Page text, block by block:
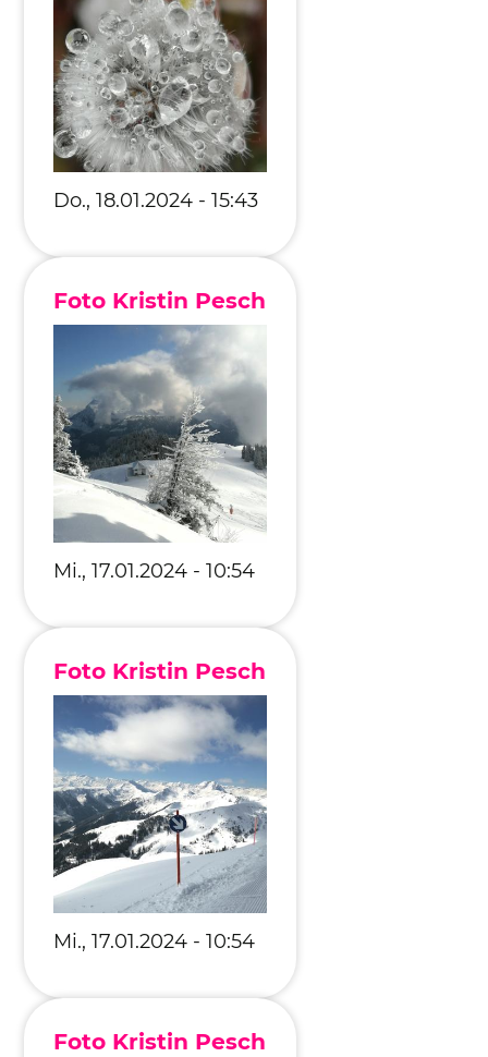
Editionen 2017–2021
FreeStyle 2021
FreeStyle 2020
FreeStyle 2019
FreeStyle 2017
Ateliers
Do., 18.01.2024 - 15:43
Foto Kristin Pesch
Mi., 17.01.2024 - 10:54
Foto Kristin Pesch
Mi., 17.01.2024 - 10:54
Foto Kristin Pesch